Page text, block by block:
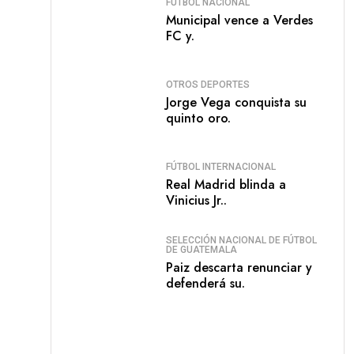
Municipal vence a Verdes
FC y.
OTROS DEPORTES
Jorge Vega conquista su
quinto oro.
FÚTBOL INTERNACIONAL
Real Madrid blinda a
Vinicius Jr..
SELECCIÓN NACIONAL DE FÚTBOL
DE GUATEMALA
Paiz descarta renunciar y
defenderá su.